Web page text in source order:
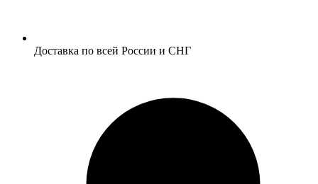
Доставка по всей России и СНГ